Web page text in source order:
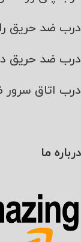
درب ضد حریق
درب ضد حریق
درب اتاق
درباره ما